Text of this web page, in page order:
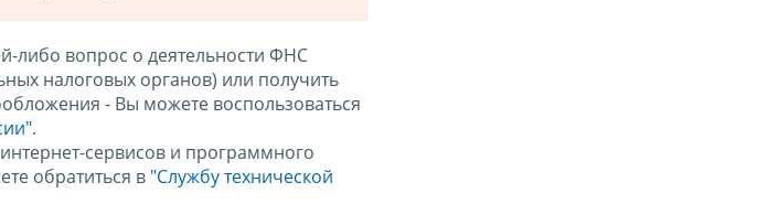
либо вопрос о деятельности ФНС
налоговых органов) или получить
- Вы можете воспользоваться
.
сервисов и программного
обратиться в "Службу технической